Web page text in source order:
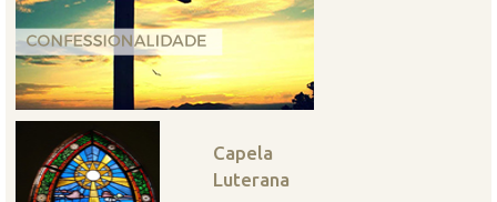
Capela
Luterana